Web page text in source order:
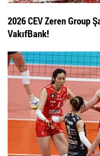
2026 CEV Zeren Group
VakıfBank!